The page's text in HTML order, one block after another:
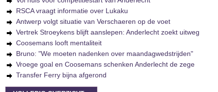
RSCA vraagt informatie over Lukaku
Antwerp volgt situatie van Verschaeren op de voet
Vertrek Stroeykens blijft aanslepen: Anderlecht zoekt uitweg
Coosemans looft mentaliteit
Bruno: "We moeten nadenken over maandagwedstrijden"
Vroege goal en Coosemans schenken Anderlecht de zege
Transfer Ferry bijna afgerond